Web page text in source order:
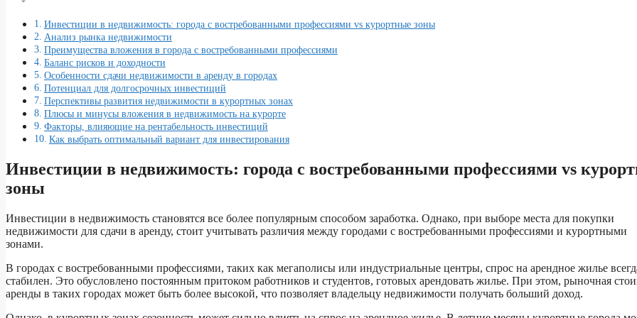
Инвестиции в недвижимость: города с востребованными профессиями vs курортные зоны
Анализ рынка недвижимости
Преимущества вложения в города с востребованными профессиями
Баланс рисков и доходности
Особенности сдачи недвижимости в аренду в городах
Потенциал для долгосрочных инвестиций
Перспективы развития недвижимости в курортных зонах
Плюсы и минусы вложения в недвижимость на курорте
Факторы, влияющие на рентабельность инвестиций
Как выбрать оптимальный вариант для инвестирования
Инвестиции в недвижимость: города с востребованными профессиями vs
зоны
Инвестиции в недвижимость становятся все более популярным способом заработка. Однако, при выборе места для покупки
недвижимости для сдачи в аренду, стоит учитывать различия между городами с востребованными профессиями и курортными
зонами.
В городах с востребованными профессиями, таких как мегаполисы или индустриальные центры, спрос на арендное жилье
стабилен. Это обусловлено постоянным притоком работников и студентов, готовых арендовать жилье. При этом, рыночная
аренды в таких городах может быть более высокой, что позволяет владельцу недвижимости получать больший доход.